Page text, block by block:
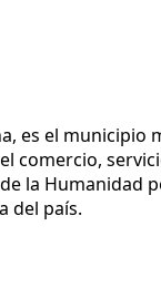
es el
comercio,
la Humanidad
del país.